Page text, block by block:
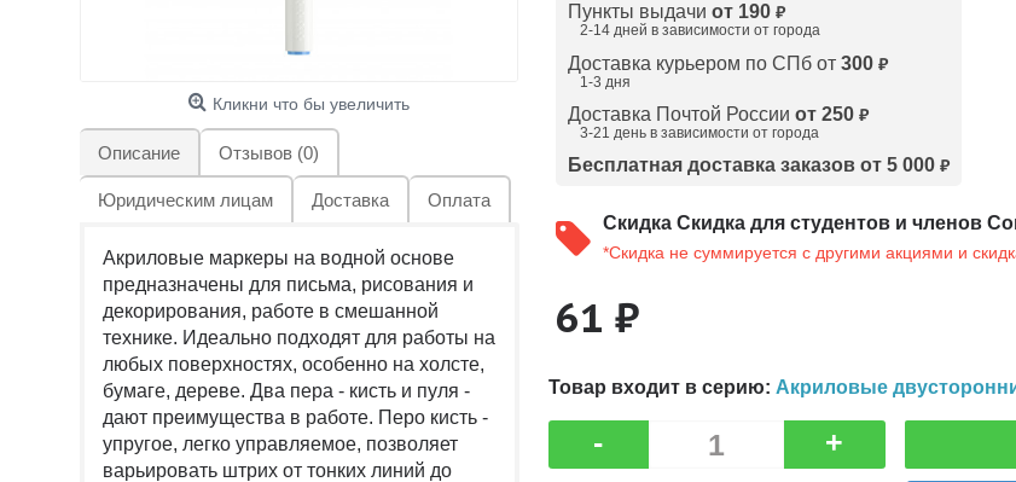
Кликни что бы увеличить
Описание Отзывов (0)
Юридическим лицам Доставка Оплата
Акриловые маркеры на водной основе
предназначены для письма, рисования и
декорирования, работе в смешанной
технике. Идеально подходят для работы на
любых поверхностях, особенно на холсте,
бумаге, дереве. Два пера - кисть и пуля -
дают преимущества в работе. Перо кисть -
упругое, легко управляемое, позволяет
варьировать штрих от тонких линий до
Пункты выдачи от 190 ₽
2-14 дней в зависимости от города
Доставка курьером по СПб от 300 ₽
1-3 дня
Доставка Почтой России от 250 ₽
3-21 день в зависимости от города
Бесплатная доставка заказов от 5 000₽
Скидка Скидка для студентов и членов
*Скидка не суммируется с другими акциями и
61 ₽
Товар входит в серию: Акриловые
- +